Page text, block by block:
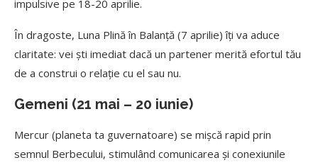
impulsive pe 18-20 aprilie.
În dragoste, Luna Plină în Balanță (7 aprilie) îți va aduce
claritate: vei ști imediat dacă un partener merită efortul tău
de a construi o relație cu el sau nu.
Gemeni (21 mai – 20 iunie)
Mercur (planeta ta guvernatoare) se mișcă rapid prin
semnul Berbecului, stimulând comunicarea și conexiunile